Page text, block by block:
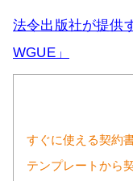
法令出版社が提供
WGUE」
すぐに使える契約
テンプレートから